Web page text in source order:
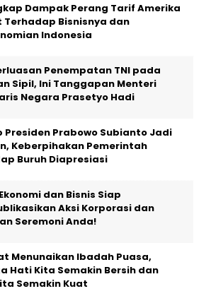
Dampak Perang Tarif Amerika
Terhadap Bisnisnya dan
Indonesia
Penempatan TNI pada
Sipil, Ini Tanggapan Menteri
Negara Prasetyo Hadi
Presiden Prabowo Subianto Jadi
Keberpihakan Pemerintah
Buruh Diapresiasi
dan Bisnis Siap
Aksi Korporasi dan
Seremoni Anda!
Menunaikan Ibadah Puasa,
Hati Kita Semakin Bersih dan
Semakin Kuat